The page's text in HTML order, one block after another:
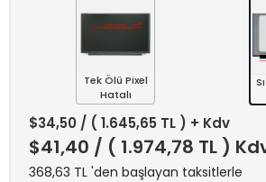
Tek Ölü Pixel
Hatalı
$34,50 / ( 1.645,65 TL ) + Kdv
$41,40 / ( 1.974,78 TL )
368,63 TL 'den başlayan taksitlerle